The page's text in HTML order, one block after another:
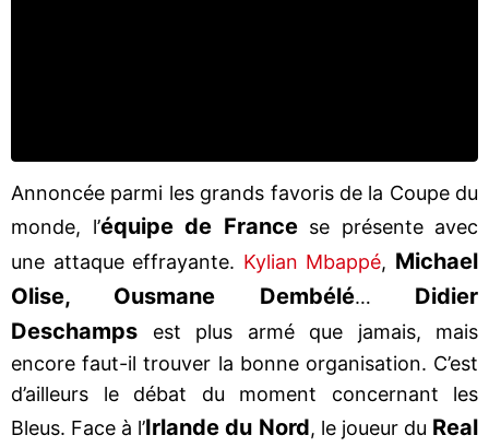
Annoncée parmi les grands favoris de la Coupe du
monde, l’équipe de Francese présente avec
une attaque effrayante. Kylian Mbappé, Michael
Olise, Ousmane Dembélé… Didier
Deschamps est plus armé que jamais, mais
encore faut-il trouver la bonne organisation. C’est
d’ailleurs le débat du moment concernant les
Bleus. Face à l’Irlande du Nord, le joueur du Real